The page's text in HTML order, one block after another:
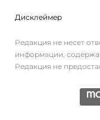
Дисклеймер
Редакция не несет
информации,
Редакция не